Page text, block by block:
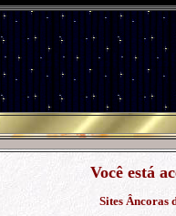
Você está
Sites Âncoras